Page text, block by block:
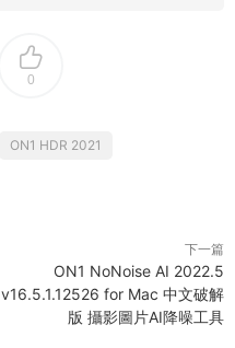
0
ON1 HDR 2021
下一篇
ON1 NoNoise AI 2022.5
v16.5.1.12526 for Mac 中文破解
版 攝影圖片AI降噪工具